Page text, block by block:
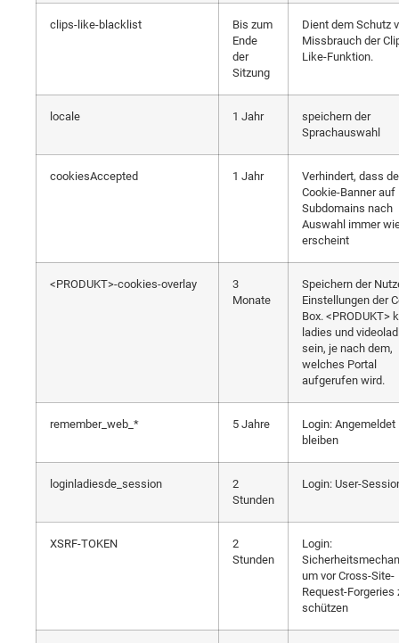
clips-like-blacklist
Bis zum
Ende
der
Sitzung
Dient dem Schutz
Missbrauch der
Like-Funktion.
locale 1 Jahr
speichern der
Sprachauswahl
cookiesAccepted 1 Jahr
Verhindert, dass
Cookie-Banner auf
Subdomains nach
Auswahl immer
erscheint
<PRODUKT>-cookies-overlay
3
Monate
Speichern der
Einstellungen der
Box. <PRODUKT>
ladies und
sein, je nach dem,
welches Portal
aufgerufen wird.
remember_web_* 5 Jahre
Login: Angemeldet
bleiben
loginladiesde_session
2
Stunden
Login: User-
XSRF-TOKEN
2
Stunden
Login:
um vor Cross-Site-
Request-Forgeries
schützen